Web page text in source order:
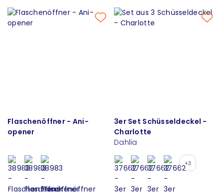
Flaschenöffner - Ani-
opener
3er Set Schüsseldeckel -
Charlotte
Dahlia
+3